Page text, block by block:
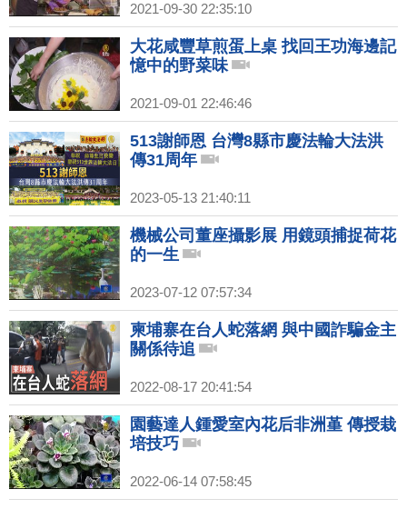
2021-09-30 22:35:10
大花咸豐草煎蛋上桌 找回王功海邊記
憶中的野菜味
2021-09-01 22:46:46
513謝師恩 台灣8縣市慶法輪大法洪
傳31周年
2023-05-13 21:40:11
機械公司董座攝影展 用鏡頭捕捉荷花
的一生
2023-07-12 07:57:34
柬埔寨在台人蛇落網 與中國詐騙金主
關係待追
2022-08-17 20:41:54
園藝達人鍾愛室內花后非洲堇 傳授栽
培技巧
2022-06-14 07:58:45